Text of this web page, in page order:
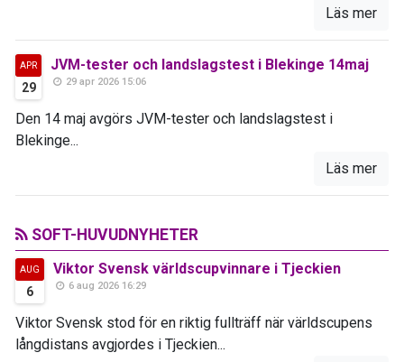
Läs mer
APR
29
JVM-tester och landslagstest i Blekinge 14maj
29 apr 2026 15:06
Den 14 maj avgörs JVM-tester och landslagstest i
Blekinge...
Läs mer
SOFT-HUVUDNYHETER
AUG
6
Viktor Svensk världscupvinnare i Tjeckien
6 aug 2026 16:29
Viktor Svensk stod för en riktig fullträff när världscupens
långdistans avgjordes i Tjeckien...